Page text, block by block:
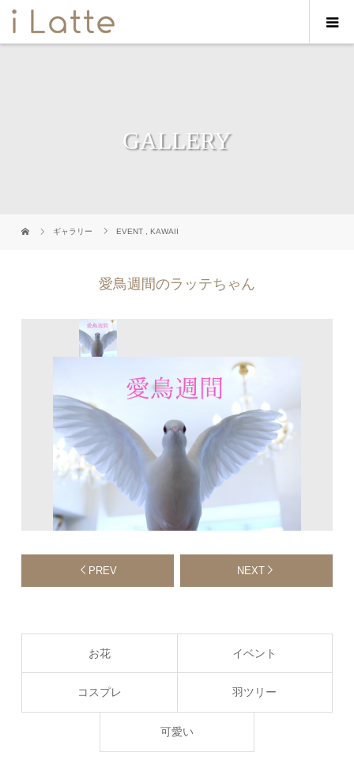
GALLERY
ギャラリー EVENT ,KAWAII
愛鳥週間のラッテちゃん
PREV NEXT
お花 イベント
コスプレ 羽ツリー
可愛い